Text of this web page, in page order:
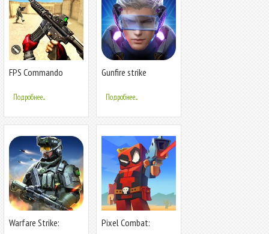
FPS Commando
Подробнее...
Gunfire strike
Подробнее...
Warfare Strike:
Pixel Combat: